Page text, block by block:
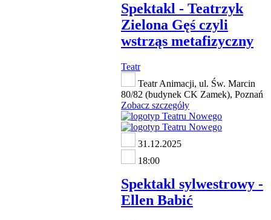
Spektakl - Teatrzyk
Zielona Gęś czyli
wstrząs metafizyczny
Teatr
Teatr Animacji, ul. Św. Marcin
80/82 (budynek CK Zamek), Poznań
Zobacz szczegóły
31.12.2025
18:00
Spektakl sylwestrowy -
Ellen Babić